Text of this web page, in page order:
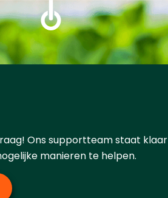
Ons supportteam staat klaar
manieren te helpen.